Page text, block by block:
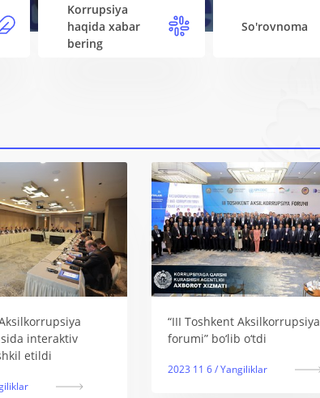
Korrupsiya
haqida xabar
bering
So'rovnoma
interaktiv
etildi
“III Toshkent Aksilkorrupsiya
forumi” bo‘lib o‘tdi
2023 11 6 / Yangiliklar